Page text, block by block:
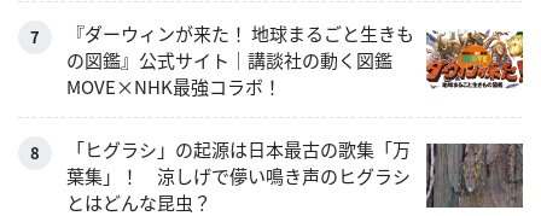
『ダーウィンが来た！ 地球まるごと生きも
の図鑑』公式サイト｜講談社の動く図鑑
MOVE×NHK最強コラボ！
「ヒグラシ」の起源は日本最古の歌集「万
葉集」！ 涼しげで儚い鳴き声のヒグラシ
とはどんな昆虫？